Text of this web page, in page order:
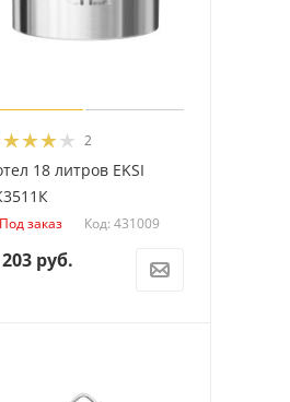
2
18 литров EKSI
Под заказ Код: 431009
руб.